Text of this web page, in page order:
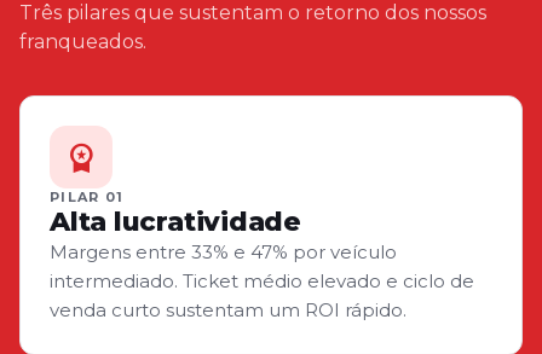
Três pilares que sustentam o retorno dos nossos
franqueados.
workspace_premium
PILAR 01
Alta lucratividade
Margens entre 33% e 47% por veículo
intermediado. Ticket médio elevado e ciclo de
venda curto sustentam um ROI rápido.